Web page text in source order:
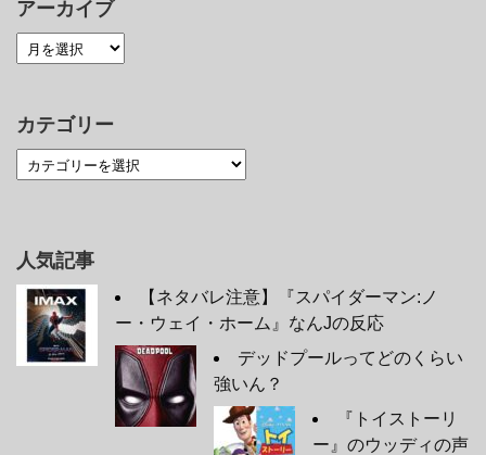
アーカイブ
カテゴリー
人気記事
【ネタバレ注意】『スパイダーマン:ノ
ー・ウェイ・ホーム』なんJの反応
デッドプールってどのくらい
強いん？
『トイストーリ
ー』のウッディの声